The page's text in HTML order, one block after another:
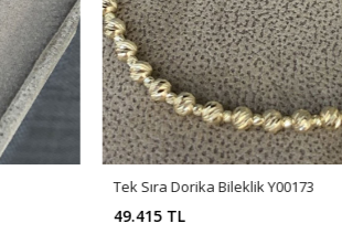
Tek Sıra Dorika Bileklik Y00173
49.415 TL